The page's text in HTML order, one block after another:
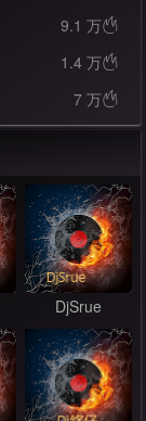
9.1 万
1.4 万
7 万
DjSrue